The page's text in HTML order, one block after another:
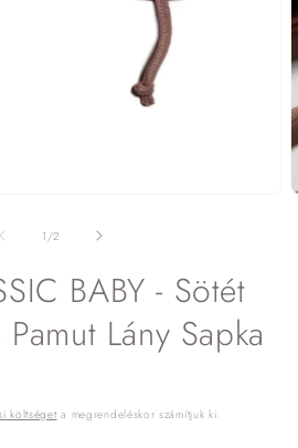
1 //2
BABY - Sötét
Lány Sapka
költséget a megrendeléskor számítjuk ki.